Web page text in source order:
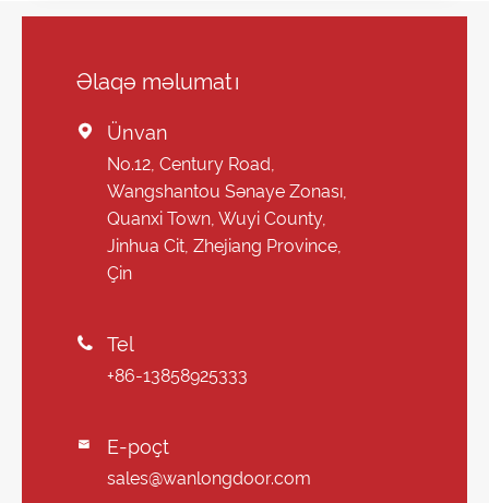
Əlaqə məlumatı
 Ünvan
No.12, Century Road,
Wangshantou Sənaye Zonası,
Quanxi Town, Wuyi County,
Jinhua Cit, Zhejiang Province,
Çin
 Tel
+86-13858925333
 E-poçt
sales@wanlongdoor.com